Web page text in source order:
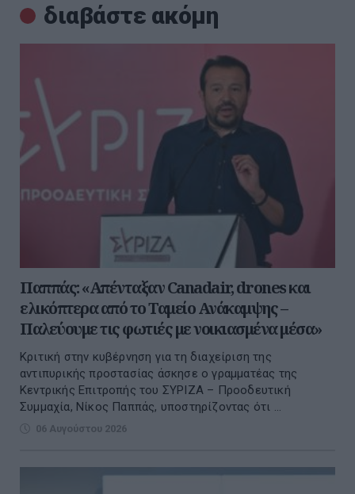
διαβάστε ακόμη
Παππάς: «Απένταξαν Canadair, drones και
ελικόπτερα από το Ταμείο Ανάκαμψης –
Παλεύουμε τις φωτιές με νοικιασμένα μέσα»
Kριτική στην κυβέρνηση για τη διαχείριση της
αντιπυρικής προστασίας άσκησε ο γραμματέας της
Κεντρικής Επιτροπής του ΣΥΡΙΖΑ – Προοδευτική
Συμμαχία, Νίκος Παππάς, υποστηρίζοντας ότι ...
06 Αυγούστου 2026